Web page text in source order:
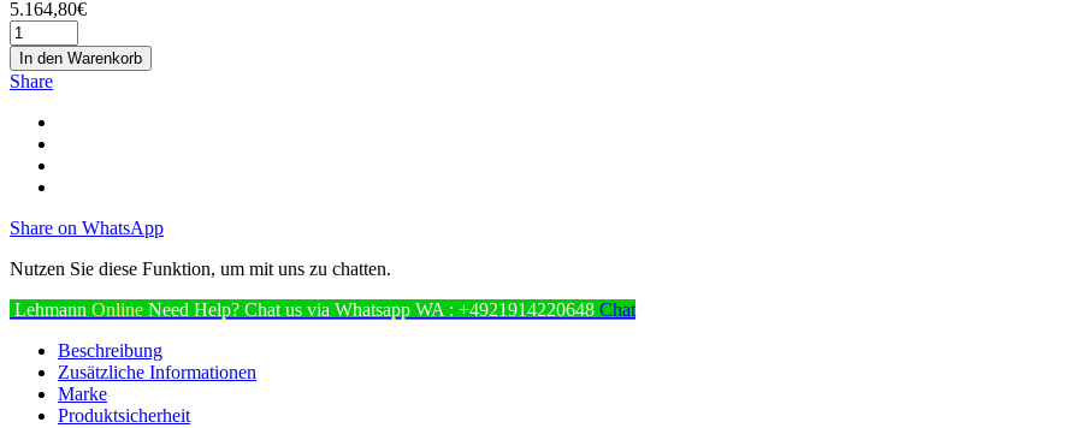
5.164,80€
In den Warenkorb
Share
Share on WhatsApp
Nutzen Sie diese Funktion, um mit uns zu chatten.
Lehmann Online Need Help? Chat us via Whatsapp WA : +4921914220648 Chat
Beschreibung
Zusätzliche Informationen
Marke
Produktsicherheit